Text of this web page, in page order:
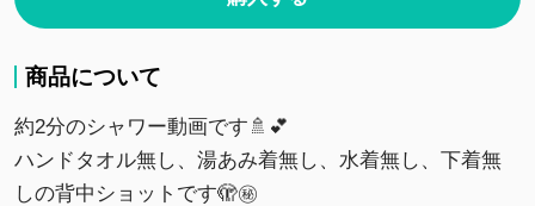
商品について
約2分のシャワー動画です🚿💕
ハンドタオル無し、湯あみ着無し、水着無し、下着無
しの背中ショットです🫣㊙️